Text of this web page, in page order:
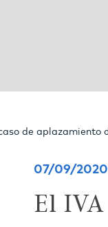
de aplazamiento
07/09/2020
El